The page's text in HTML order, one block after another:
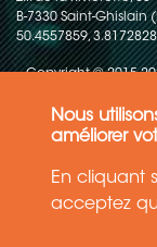
Nous
améliorer
En cliquant
acceptez
B-7330 Saint-Ghislain
50.4557859, 3.8172828
Copyright © 2015-